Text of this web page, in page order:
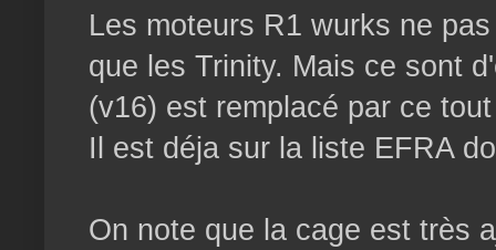
Les moteurs R1 wurks ne
que les Trinity. Mais ce sont
(v16) est remplacé par ce
Il est déja sur la liste EFRA
On note que la cage est très